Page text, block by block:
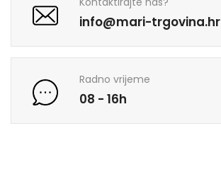
info@mari-trgovina.hr
Radno vrijeme
08 - 16h